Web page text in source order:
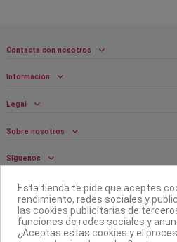
Contacta con nosotros
Información
Legal
Sobre nosotros
Síguenos
Boletín
Esta tienda te pide que aceptes
rendimiento, redes sociales y
las cookies publicitarias de
funciones de redes sociales y
¿Aceptas estas cookies y el